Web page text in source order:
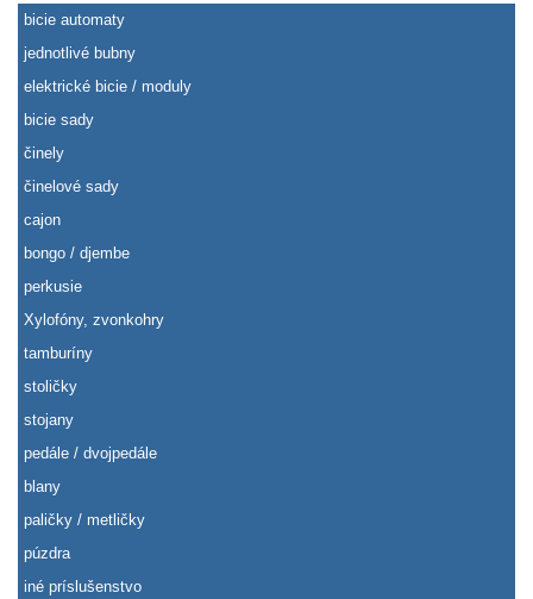
bicie automaty
jednotlivé bubny
elektrické bicie / moduly
bicie sady
činely
činelové sady
cajon
bongo / djembe
perkusie
Xylofóny, zvonkohry
tamburíny
stoličky
stojany
pedále / dvojpedále
blany
paličky / metličky
púzdra
iné príslušenstvo